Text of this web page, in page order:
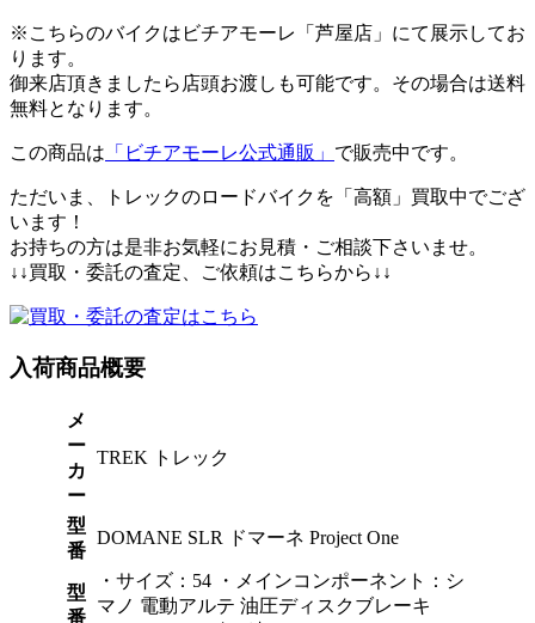
※こちらのバイクはビチアモーレ「芦屋店」にて展示してお
ります。
御来店頂きましたら店頭お渡しも可能です。その場合は送料
無料となります。
この商品は 「ビチアモーレ公式通販」 で販売中です。
ただいま、トレックのロードバイクを「高額」買取中でござ
います！
お持ちの方は是非お気軽にお見積・ご相談下さいませ。
↓↓買取・委託の査定、ご依頼はこちらから↓↓
入荷商品概要
メ
ー
カ
ー
TREK トレック
型
番
DOMANE SLR ドマーネ Project One
型
番
・サイズ：54 ・メインコンポーネント：シ
マノ 電動アルテ 油圧ディスクブレーキ